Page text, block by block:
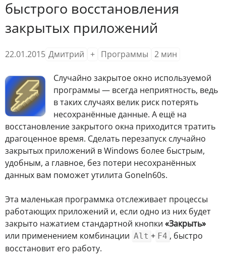
быстрого восстановления
закрытых приложений
22.01.2015 Дмитрий + Программы 2 мин
Случайно закрытое окно используемой
программы — всегда неприятность, ведь
в таких случаях велик риск потерять
несохранённые данные. А ещё на
восстановление закрытого окна приходится тратить
драгоценное время. Сделать перезапуск случайно
закрытых приложений в Windows более быстрым,
удобным, а главное, без потери несохранённых
данных вам поможет утилита GoneIn60s.
Эта маленькая программка отслеживает процессы
работающих приложений и, если одно из них будет
закрыто нажатием стандартной кнопки «Закрыть»
или применением комбинации Alt + F4 , быстро
восстановит его работу.